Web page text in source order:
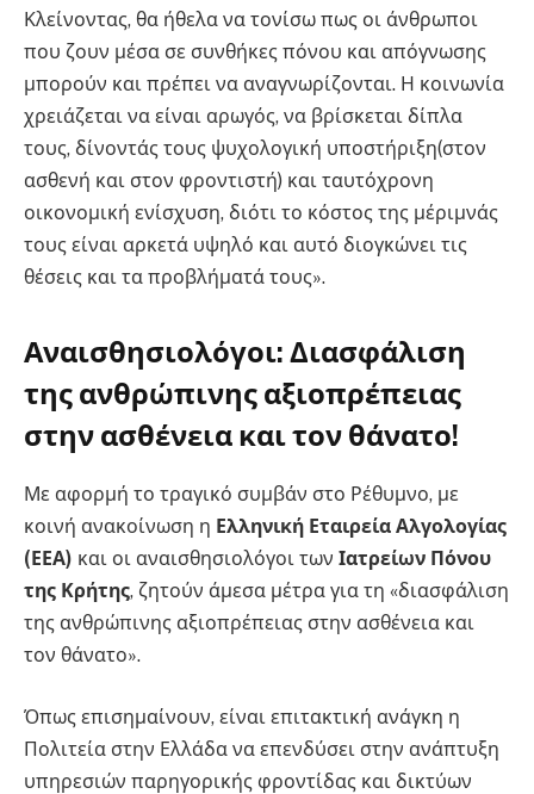
Κλείνοντας, θα ήθελα να τονίσω πως οι άνθρωποι
που ζουν μέσα σε συνθήκες πόνου και απόγνωσης
μπορούν και πρέπει να αναγνωρίζονται. Η κοινωνία
χρειάζεται να είναι αρωγός, να βρίσκεται δίπλα
τους, δίνοντάς τους ψυχολογική υποστήριξη(στον
ασθενή και στον φροντιστή) και ταυτόχρονη
οικονομική ενίσχυση, διότι το κόστος της μέριμνάς
τους είναι αρκετά υψηλό και αυτό διογκώνει τις
θέσεις και τα προβλήματά τους».
Αναισθησιολόγοι: Διασφάλιση
της ανθρώπινης αξιοπρέπειας
στην ασθένεια και τον θάνατο!
Με αφορμή το τραγικό συμβάν στο Ρέθυμνο, με
κοινή ανακοίνωση η Ελληνική Εταιρεία Αλγολογίας
(ΕΕΑ) και οι αναισθησιολόγοι των Ιατρείων Πόνου
της Κρήτης, ζητούν άμεσα μέτρα για τη «διασφάλιση
της ανθρώπινης αξιοπρέπειας στην ασθένεια και
τον θάνατο».
Όπως επισημαίνουν, είναι επιτακτική ανάγκη η
Πολιτεία στην Ελλάδα να επενδύσει στην ανάπτυξη
υπηρεσιών παρηγορικής φροντίδας και δικτύων